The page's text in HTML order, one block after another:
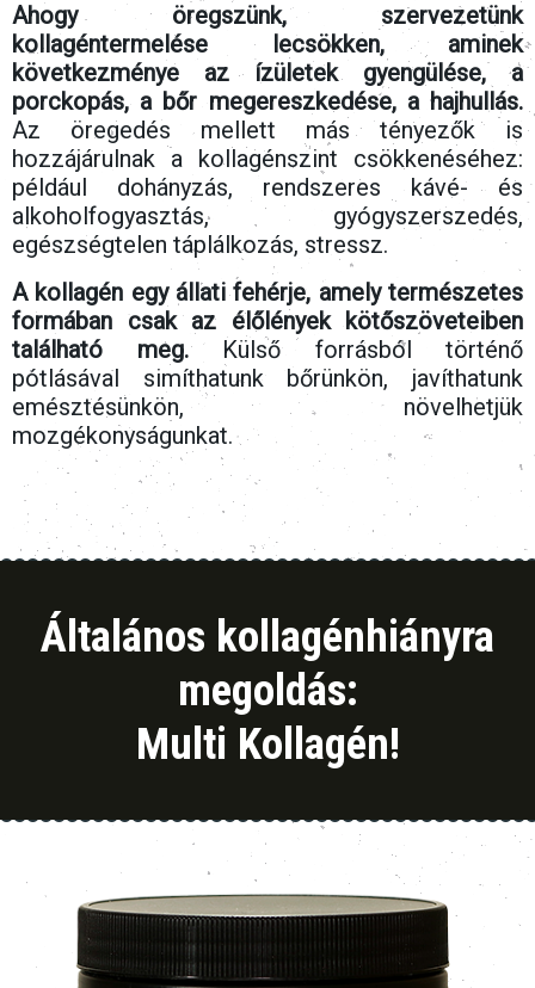
Ahogy öregszünk, szervezetünk
kollagéntermelése lecsökken, aminek
következménye az ízületek gyengülése, a
porckopás, a bőr megereszkedése, a hajhullás.
Az öregedés mellett más tényezők is
hozzájárulnak a kollagénszint csökkenéséhez:
például dohányzás, rendszeres kávé- és
alkoholfogyasztás, gyógyszerszedés,
egészségtelen táplálkozás, stressz.
A kollagén egy állati fehérje, amely természetes
formában csak az élőlények kötőszöveteiben
található meg.Külső forrásból történő
pótlásával simíthatunk bőrünkön, javíthatunk
emésztésünkön, növelhetjük
mozgékonyságunkat.
Általános kollagénhiányra
megoldás:
Multi Kollagén!